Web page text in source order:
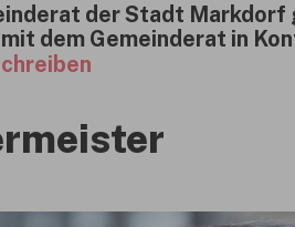
der Stadt
dem Gemeinderat in